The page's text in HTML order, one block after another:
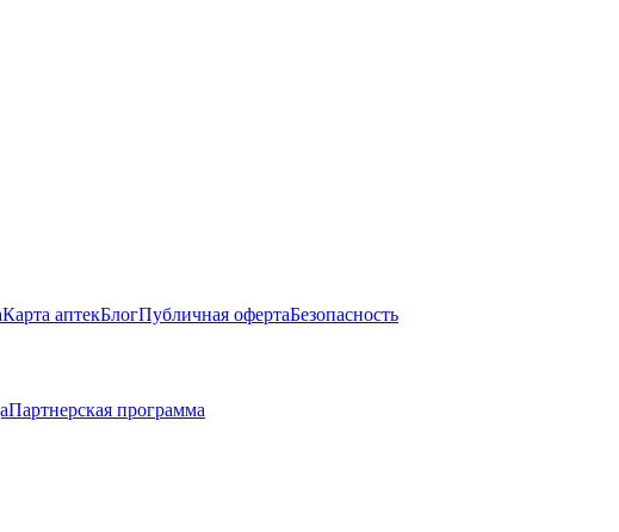
Карта аптекБлогПубличная офертаБезопасность
Партнерская программа